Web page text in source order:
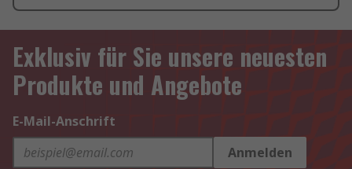
Exklusiv für Sie unsere neuesten
Produkte und Angebote
E-Mail-Anschrift
Anmelden